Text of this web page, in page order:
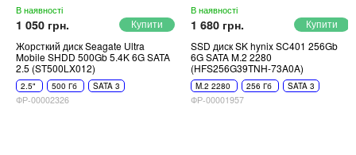
В наявності
1 050 грн.
Жорсткий диск Seagate Ultra
Mobile SHDD 500Gb 5.4K 6G SATA
2.5 (ST500LX012)
2.5" 500 Гб SATA 3
ФР-00002326
В наявності
1 680 грн.
SSD диск SK hynix SC401 256Gb
6G SATA M.2 2280
(HFS256G39TNH-73A0A)
M.2 2280 256 Гб SATA 3
ФР-00001957